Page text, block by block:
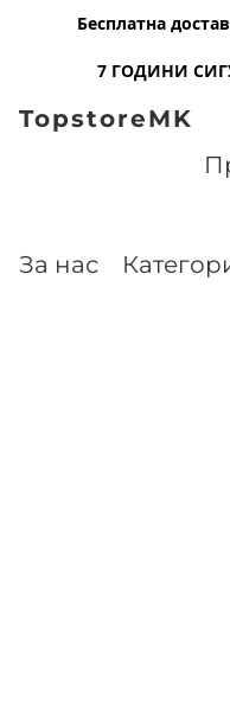
Бесплатна
7 ГОДИНИ
TopstoreMK
За нас